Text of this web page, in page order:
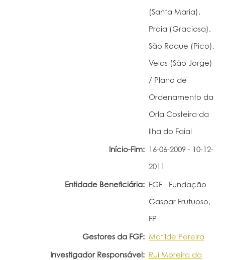
(Santa Maria),
Praia (Graciosa),
São Roque (Pico),
Velas (São Jorge)
/ Plano de
Ordenamento da
Orla Costeira da
Ilha do Faial
Início-Fim: 16-06-2009 - 10-12-
2011
Entidade Beneficiária: FGF - Fundação
Gaspar Frutuoso,
FP
Gestores da FGF: Matilde Pereira
Investigador Responsável: Rui Moreira da